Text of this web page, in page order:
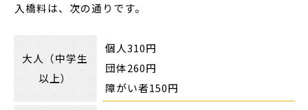
入橋料は、次の通りです。
大人（中学生
以上）
個人310円
団体260円
障がい者150円